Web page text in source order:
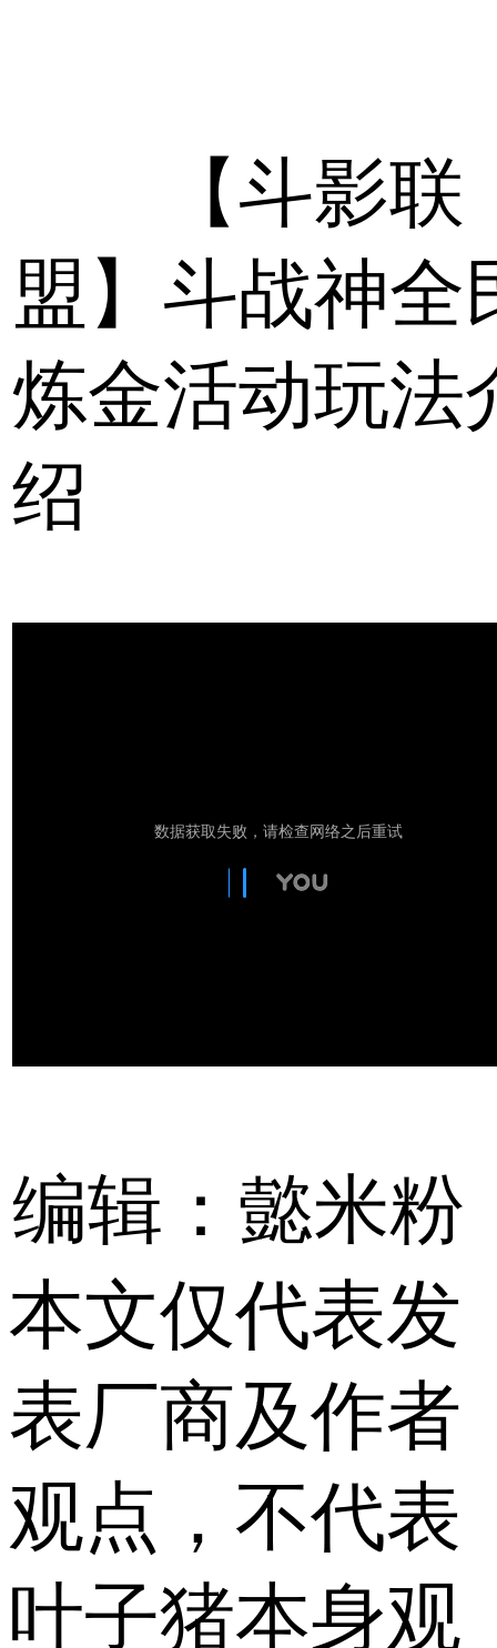
【斗影联
盟】斗战神全
炼金活动玩法
绍
编辑：懿米粉
本文仅代表发
表厂商及作者
观点，不代表
叶子猪本身观